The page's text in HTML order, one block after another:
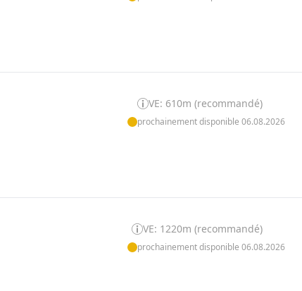
VE: 610m (recommandé)
prochainement disponible 06.08.2026
VE: 1220m (recommandé)
prochainement disponible 06.08.2026